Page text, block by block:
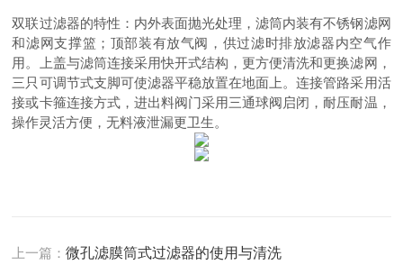
双联过滤器的特性：内外表面抛光处理，滤筒内装有不锈钢滤网
和滤网支撑篮；顶部装有放气阀，供过滤时排放滤器内空气作
用。上盖与滤筒连接采用快开式结构，更方便清洗和更换滤网，
三只可调节式支脚可使滤器平稳放置在地面上。连接管路采用活
接或卡箍连接方式，进出料阀门采用三通球阀启闭，耐压耐温，
操作灵活方便，无料液泄漏更卫生。
上一篇：微孔滤膜筒式过滤器的使用与清洗